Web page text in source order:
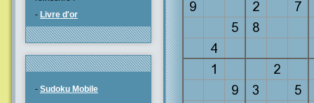
- Livre d'or
- Sudoku Mobile